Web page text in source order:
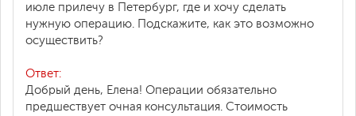
июле прилечу в Петербург, где и хочу сделать
нужную операцию. Подскажите, как это возможно
осуществить?
Ответ:
Добрый день, Елена! Операции обязательно
предшествует очная консультация. Стоимость